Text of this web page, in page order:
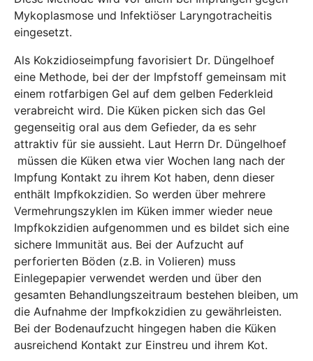
Mykoplasmose und Infektiöser Laryngotracheitis
eingesetzt.
Als Kokzidioseimpfung favorisiert Dr. Düngelhoef
eine Methode, bei der der Impfstoff gemeinsam mit
einem rotfarbigen Gel auf dem gelben Federkleid
verabreicht wird. Die Küken picken sich das Gel
gegenseitig oral aus dem Gefieder, da es sehr
attraktiv für sie aussieht. Laut Herrn Dr. Düngelhoef
müssen die Küken etwa vier Wochen lang nach der
Impfung Kontakt zu ihrem Kot haben, denn dieser
enthält Impfkokzidien. So werden über mehrere
Vermehrungszyklen im Küken immer wieder neue
Impfkokzidien aufgenommen und es bildet sich eine
sichere Immunität aus. Bei der Aufzucht auf
perforierten Böden (z.B. in Volieren) muss
Einlegepapier verwendet werden und über den
gesamten Behandlungszeitraum bestehen bleiben, um
die Aufnahme der Impfkokzidien zu gewährleisten.
Bei der Bodenaufzucht hingegen haben die Küken
ausreichend Kontakt zur Einstreu und ihrem Kot.